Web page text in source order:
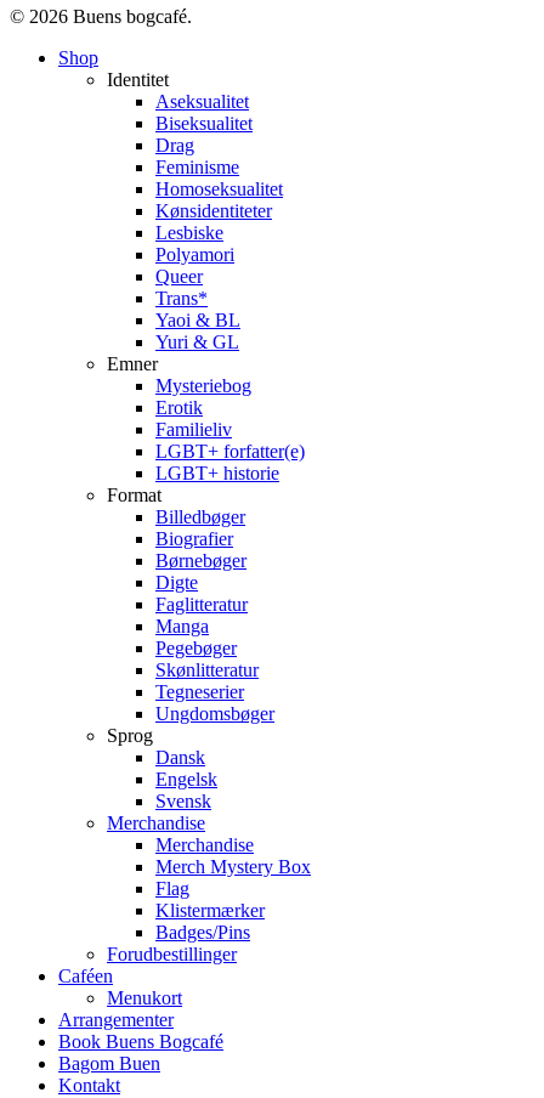
© 2026 Buens bogcafé.
Close
Shop
Identitet
Aseksualitet
Biseksualitet
Drag
Feminisme
Homoseksualitet
Kønsidentiteter
Lesbiske
Polyamori
Queer
Trans*
Yaoi & BL
Yuri & GL
Emner
Mysteriebog
Erotik
Familieliv
LGBT+ forfatter(e)
LGBT+ historie
Format
Billedbøger
Biografier
Børnebøger
Digte
Faglitteratur
Manga
Pegebøger
Skønlitteratur
Tegneserier
Ungdomsbøger
Sprog
Dansk
Engelsk
Svensk
Merchandise
Merchandise
Merch Mystery Box
Flag
Klistermærker
Badges/Pins
Forudbestillinger
Caféen
Menukort
Arrangementer
Book Buens Bogcafé
Bagom Buen
Kontakt